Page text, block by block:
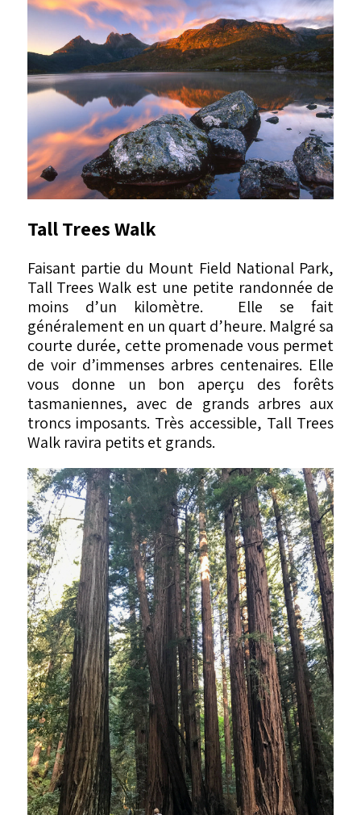
Tall Trees Walk
Faisant partie du Mount Field National Park,
Tall Trees Walk est une petite randonnée de
moins d’un kilomètre. Elle se fait
généralement en un quart d’heure. Malgré sa
courte durée, cette promenade vous permet
de voir d’immenses arbres centenaires. Elle
vous donne un bon aperçu des forêts
tasmaniennes, avec de grands arbres aux
troncs imposants. Très accessible, Tall Trees
Walk ravira petits et grands.